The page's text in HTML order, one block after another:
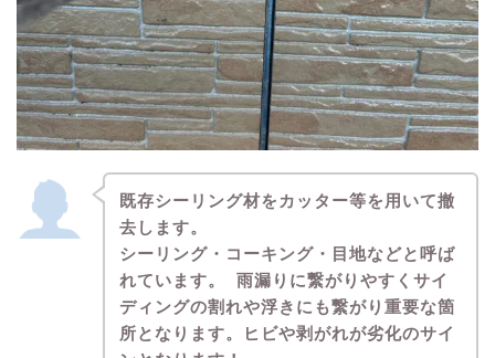
既存シーリング材をカッター等を用いて撤
去します。
シーリング・コーキング・目地などと呼ば
れています。 雨漏りに繋がりやすくサイ
ディングの割れや浮きにも繋がり重要な箇
所となります。ヒビや剥がれが劣化のサイ